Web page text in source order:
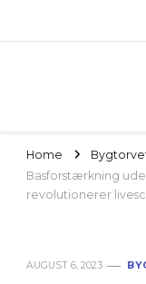
Home
Basforstærkning
revolutionerer
AUGUST 6, 2023